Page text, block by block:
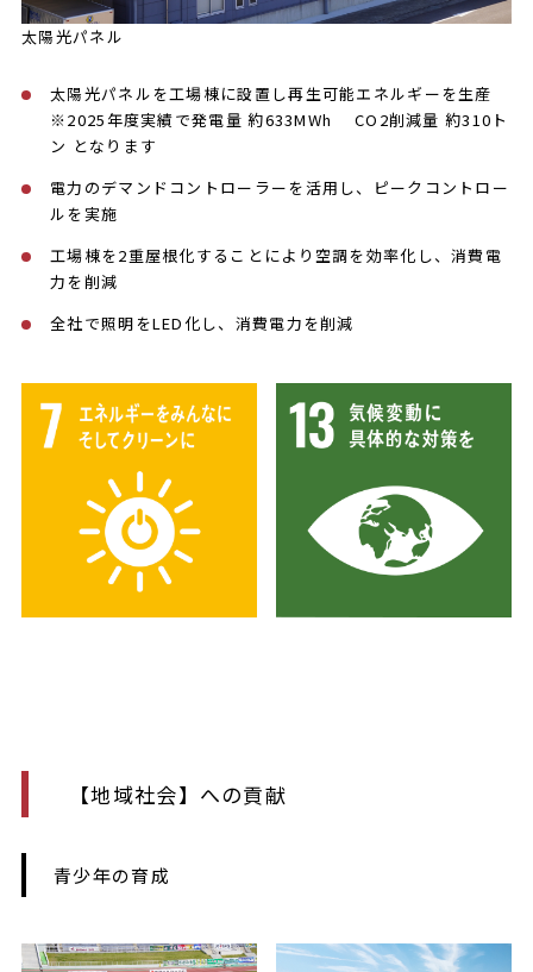
太陽光パネル
太陽光パネルを工場棟に設置し再生可能エネルギーを生産
※2025年度実績で発電量 約633MWh CO2削減量 約310ト
ン となります
電力のデマンドコントローラーを活用し、ピークコントロー
ルを実施
工場棟を2重屋根化することにより空調を効率化し、消費電
力を削減
全社で照明をLED化し、消費電力を削減
【地域社会】への貢献
青少年の育成